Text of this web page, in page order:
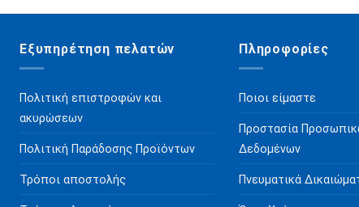
Εξυπηρέτηση πελατών
Πολιτική επιστροφών και
ακυρώσεων
Πολιτική Παράδοσης Προϊόντων
Τρόποι αποστολής
Πληροφορίες
Ποιοι είμαστε
Προστασία
Δεδομένων
Πνευματικά